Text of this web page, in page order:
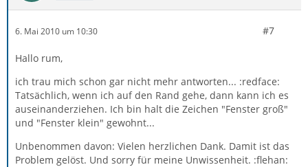
6. Mai 2010 um 10:30 #7
Hallo rum,
ich trau mich schon gar nicht mehr antworten... :redface:
Tatsächlich, wenn ich auf den Rand gehe, dann kann ich es
auseinanderziehen. Ich bin halt die Zeichen "Fenster groß"
und "Fenster klein" gewohnt...
Unbenommen davon: Vielen herzlichen Dank. Damit ist das
Problem gelöst. Und sorry für meine Unwissenheit. :flehan: